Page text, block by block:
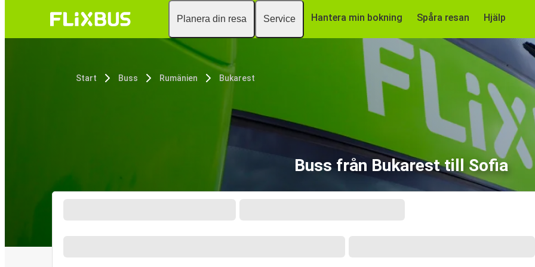
Planera din resa Service Hantera min bokning Spåra resan Hjälp
Start Buss Rumänien Bukarest
Buss från Bukarest till Sofia